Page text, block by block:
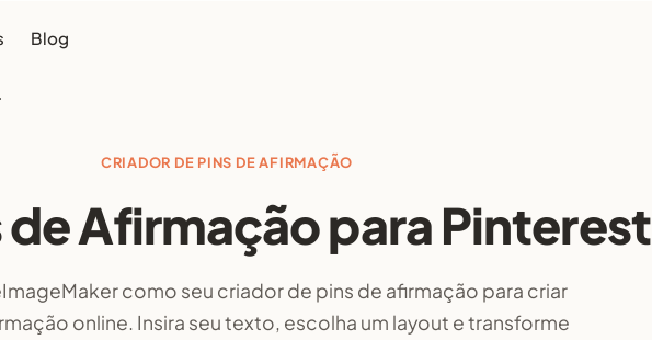
Blog
CRIADOR DE PINS DE AFIRMAÇÃO
de Afirmação para Pinterest
como seu criador de pins de afirmação para criar
online. Insira seu texto, escolha um layout e transforme